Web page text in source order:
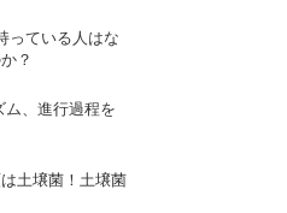
っている人はな
？
、進行過程を
土壌菌！土壌菌